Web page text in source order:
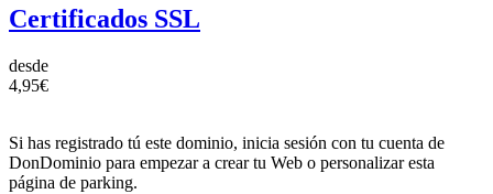
Certificados SSL
desde
4,95€
Si has registrado tú este dominio, inicia sesión con tu cuenta de
DonDominio para empezar a crear tu Web o personalizar esta
página de parking.